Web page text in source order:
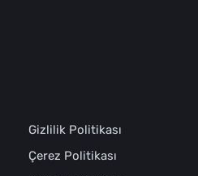
Gizlilik Politikası
Çerez Politikası